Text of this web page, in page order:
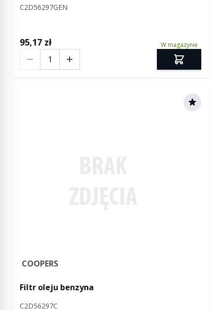
C2D56297GEN
95,17 zł W magazynie
COOPERS
Filtr oleju benzyna
C2D56297C